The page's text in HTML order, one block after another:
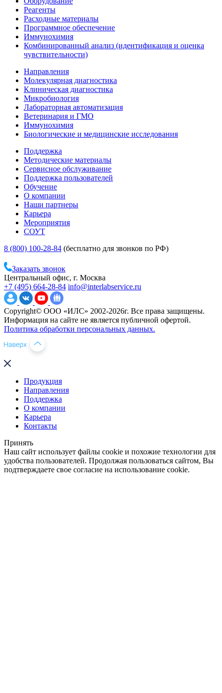
Реагенты
Расходные материалы
Программное обеспечение
Иммунохимия
Комбинированный анализ (идентификация и оценка
чувствительности)
Направления
Молекулярная диагностика
Клиническая диагностика
Микробиология
Лабораторная автоматизация
Ветеринария и ГМО
Иммунохимия
Биологические и медицинские исследования
Поддержка
Методические материалы
Сервисное обслуживание
Поддержка пользователей
Обучение
О компании
Наши партнеры
Карьера
Мероприятия
СОУТ
8 (800) 100-28-84 (бесплатно для звонков по РФ)
Заказать звонок
Центральный офис, г. Москва
+7 (495) 664-28-84 info@interlabservice.ru
Copyright© ООО «ИЛС» 2002-2026г. Все права защищены.
Информация на сайте не является публичной офертой.
Политика обработки персональных данных.
Продукция
Направления
Поддержка
О компании
Карьера
Контакты
Принять
Наш сайт использует файлы cookie и похожие технологии для
удобства пользователей. Продолжая пользоваться сайтом, Вы
подтверждаете свое согласие на использование cookie.